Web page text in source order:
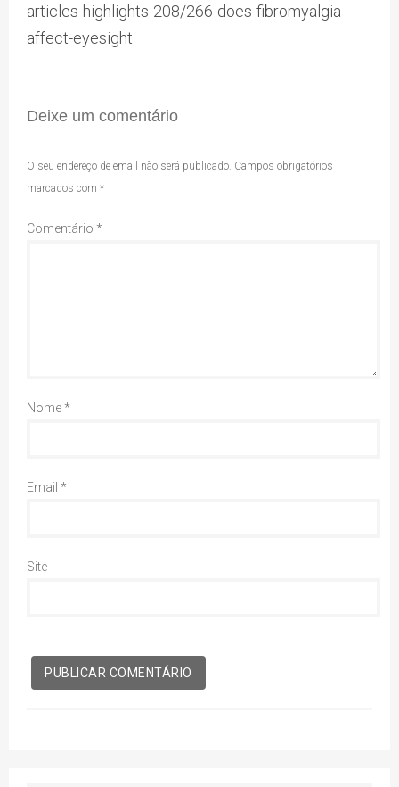
articles-highlights-208/266-does-fibromyalgia-
affect-eyesight
Deixe um comentário
O seu endereço de email não será publicado. Campos obrigatórios
marcados com *
Comentário *
Nome*
Email *
Site